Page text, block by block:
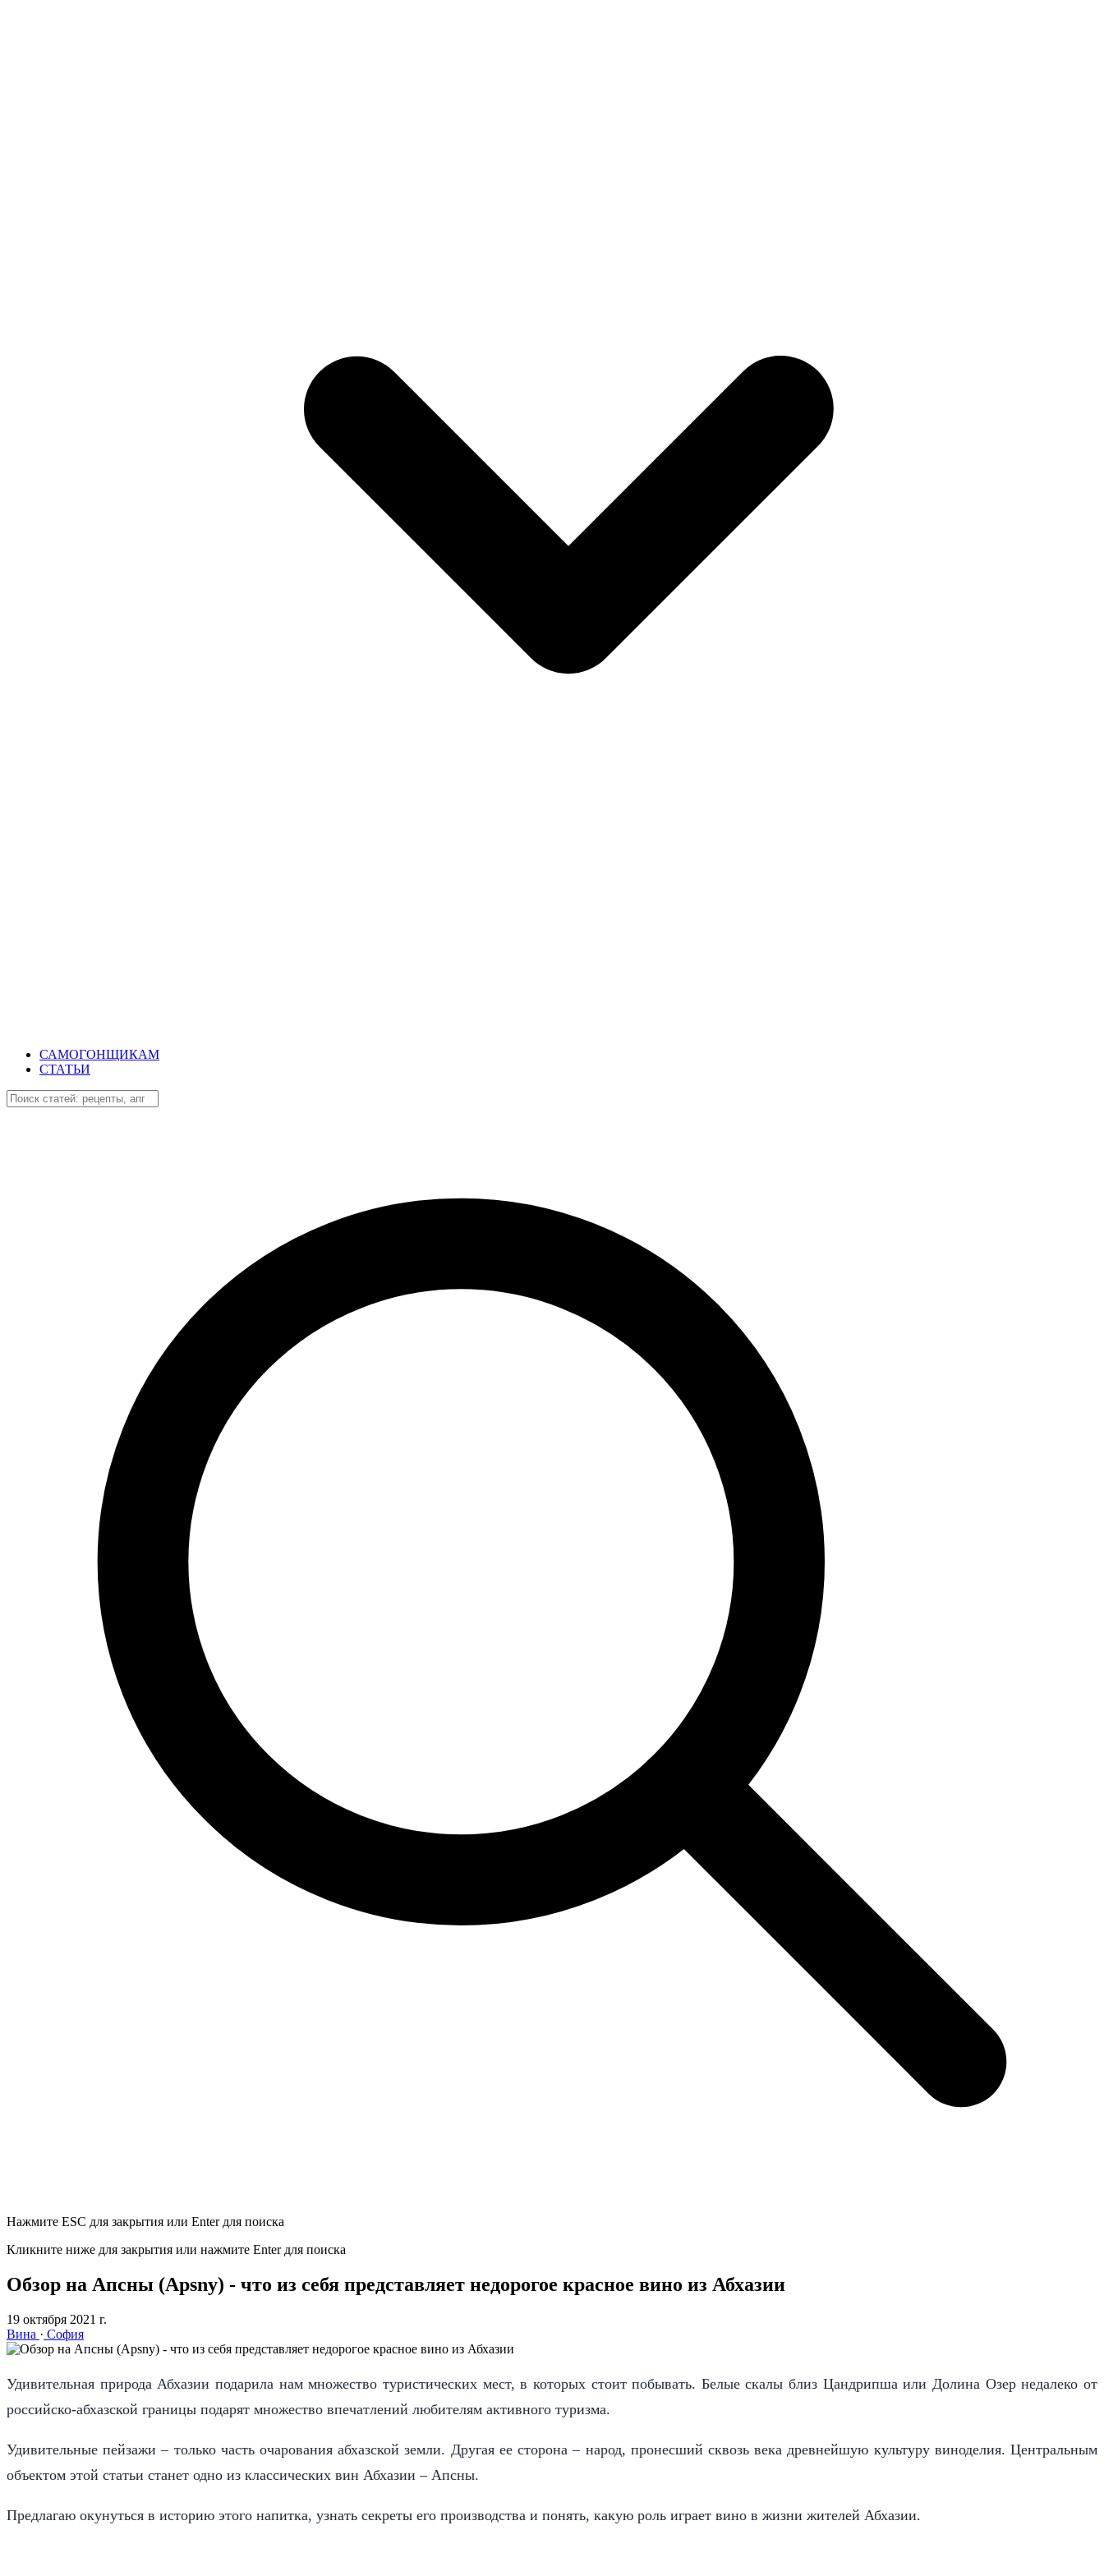
САМОГОНЩИКАМ
СТАТЬИ
Нажмите ESC для закрытия или Enter для поиска
Кликните ниже для закрытия или нажмите Enter для поиска
Обзор на Апсны (Apsny) - что из себя представляет недорогое красное вино из Абхазии
19 октября 2021 г.
Вина · София
Удивительная природа Абхазии подарила нам множество туристических мест, в которых стоит побывать. Белые скалы близ Цандрипша или Долина Озер недалеко от
российско-абхазской границы подарят множество впечатлений любителям активного туризма.
Удивительные пейзажи – только часть очарования абхазской земли. Другая ее сторона – народ, пронесший сквозь века древнейшую культуру виноделия. Центральным
объектом этой статьи станет одно из классических вин Абхазии – Апсны.
Предлагаю окунуться в историю этого напитка, узнать секреты его производства и понять, какую роль играет вино в жизни жителей Абхазии.